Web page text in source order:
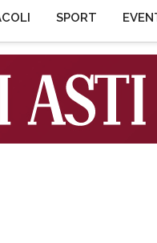
SPORT